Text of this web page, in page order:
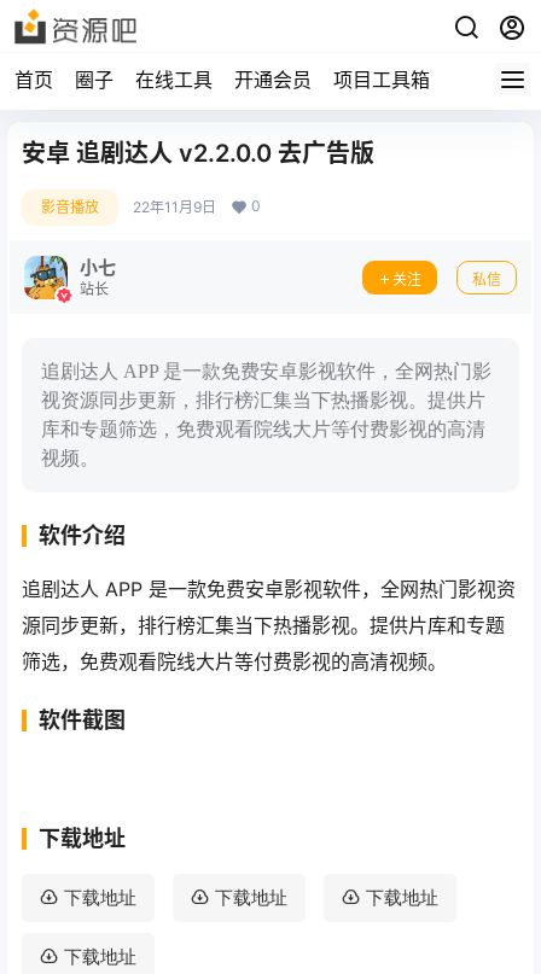
首页 圈子 在线工具 开通会员 项目工具箱
安卓 追剧达人 v2.2.0.0 去广告版
影音播放 22年11月9日 0
小七
站长
关注 私信
追剧达人 APP 是一款免费安卓影视软件，全网热门影
视资源同步更新，排行榜汇集当下热播影视。提供片
库和专题筛选，免费观看院线大片等付费影视的高清
视频。
软件介绍
追剧达人 APP 是一款免费安卓影视软件，全网热门影视资
源同步更新，排行榜汇集当下热播影视。提供片库和专题
筛选，免费观看院线大片等付费影视的高清视频。
软件截图
下载地址
下载地址 下载地址 下载地址
下载地址